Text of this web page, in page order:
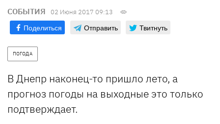
СОБЫТИЯ 02 Июня 2017 09:13
Поделиться Отправить Твитнуть
ПОГОДА
В Днепр наконец-то пришло лето, а
прогноз погоды на выходные это только
подтверждает.